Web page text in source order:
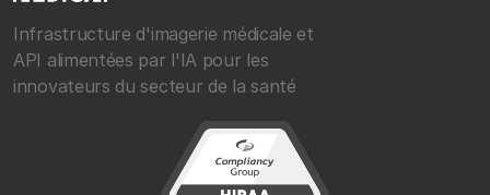
Infrastructure d'imagerie médicale et
API alimentées par l'IA pour les
innovateurs du secteur de la santé